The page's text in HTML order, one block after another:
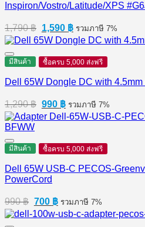
Inspiron/Vostro/Latitude/XPS
1,790฿ Original
price
was:
1,790 ฿.
1,590 ฿Current
price
is:
1,590 ฿.
รวมภาษี 7%
มีสินค้า ซื้อครบ 5,000 ส่งฟรี
Dell 65W Dongle DC with 4.5mm
1,290฿ Original
price
was:
990 ฿Current
price
is:
รวมภาษี 7%
มีสินค้า ซื้อครบ 5,000 ส่งฟรี
Dell 65W USB-C PECOS-
PowerCord
990฿ Original
price
was:
700 ฿Current
price
is:
รวมภาษี 7%